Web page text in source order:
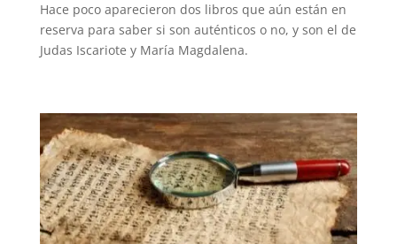
Hace poco aparecieron dos libros que aún están en
reserva para saber si son auténticos o no, y son el de
Judas Iscariote y María Magdalena.